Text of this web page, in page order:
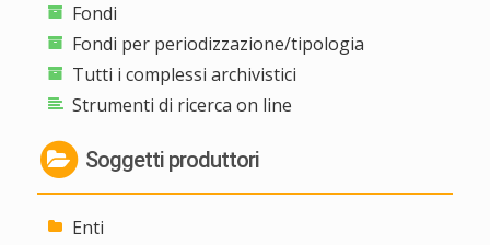
Fondi
Fondi per periodizzazione/tipologia
Tutti i complessi archivistici
Strumenti di ricerca on line
Soggetti produttori
Enti